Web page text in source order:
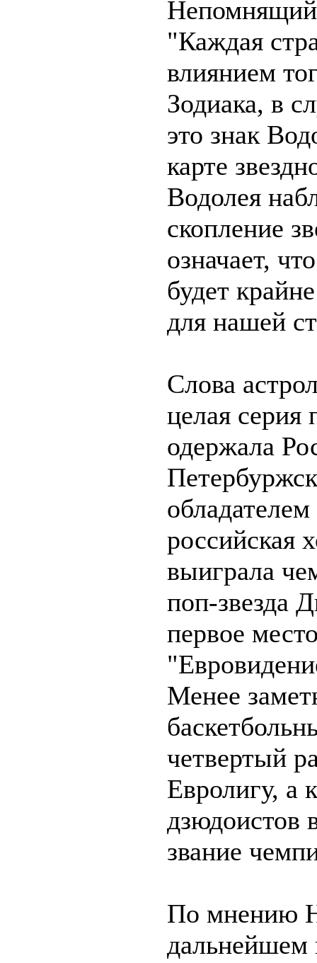
"Каждая
влиянием
Зодиака, в
это знак
карте
Водолея
скопление
означает,
будет
для нашей
Слова
целая серия
одержала
российская
выиграла
поп-звезда
первое
Менее
четвертый
Евролигу, а
дзюдоистов
звание
По мнению
дальнейшем